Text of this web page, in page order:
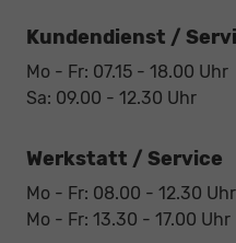
Kundendienst /
Mo - Fr: 07.15 - 18.00 Uhr
Sa: 09.00 - 12.30 Uhr
Werkstatt / Service
Mo - Fr: 08.00 - 12.30 Uhr
Mo - Fr: 13.30 - 17.00 Uhr